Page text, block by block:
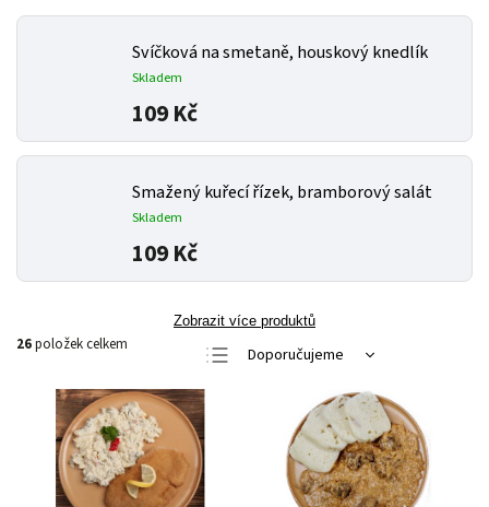
Svíčková na smetaně, houskový knedlík
Skladem
109 Kč
Smažený kuřecí řízek, bramborový salát
Skladem
109 Kč
Zobrazit více produktů
Doporučujeme
Nejdražší
Nejprodávanější
Abecedně
26položek celkem